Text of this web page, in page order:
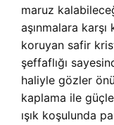
maruz
aşınmalara karşı
koruyan safir
şeffaflığı
haliyle gözler
kaplama ile
ışık koşulunda